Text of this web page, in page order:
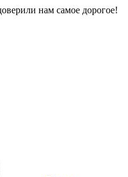
нам самое дорогое!